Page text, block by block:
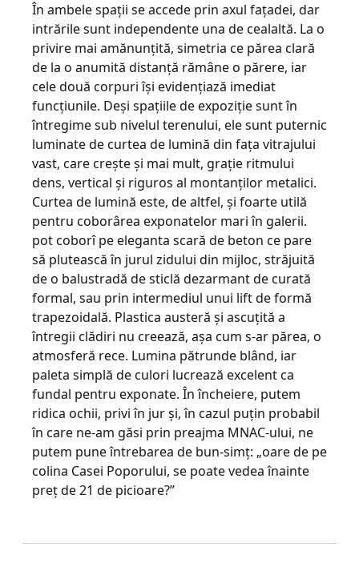
În ambele spaţii se accede prin axul faţadei, dar
intrările sunt independente una de cealaltă. La o
privire mai amănunţită, simetria ce părea clară
de la o anumită distanţă rămâne o părere, iar
cele două corpuri îşi evidenţiază imediat
funcţiunile. Deşi spaţiile de expoziţie sunt în
întregime sub nivelul terenului, ele sunt puternic
luminate de curtea de lumină din faţa vitrajului
vast, care creşte şi mai mult, graţie ritmului
dens, vertical şi riguros al montanţilor metalici.
Curtea de lumină este, de altfel, şi foarte utilă
pentru coborârea exponatelor mari în galerii.
pot coborî pe eleganta scară de beton ce pare
să plutească în jurul zidului din mijloc, străjuită
de o balustradă de sticlă dezarmant de curată
formal, sau prin intermediul unui lift de formă
trapezoidală. Plastica austeră şi ascuţită a
întregii clădiri nu creează, aşa cum s-ar părea, o
atmosferă rece. Lumina pătrunde blând, iar
paleta simplă de culori lucrează excelent ca
fundal pentru exponate. În încheiere, putem
ridica ochii, privi în jur şi, în cazul puţin probabil
în care ne-am găsi prin preajma MNAC-ului, ne
putem pune întrebarea de bun-simţ: „oare de pe
colina Casei Poporului, se poate vedea înainte
preţ de 21 de picioare?”